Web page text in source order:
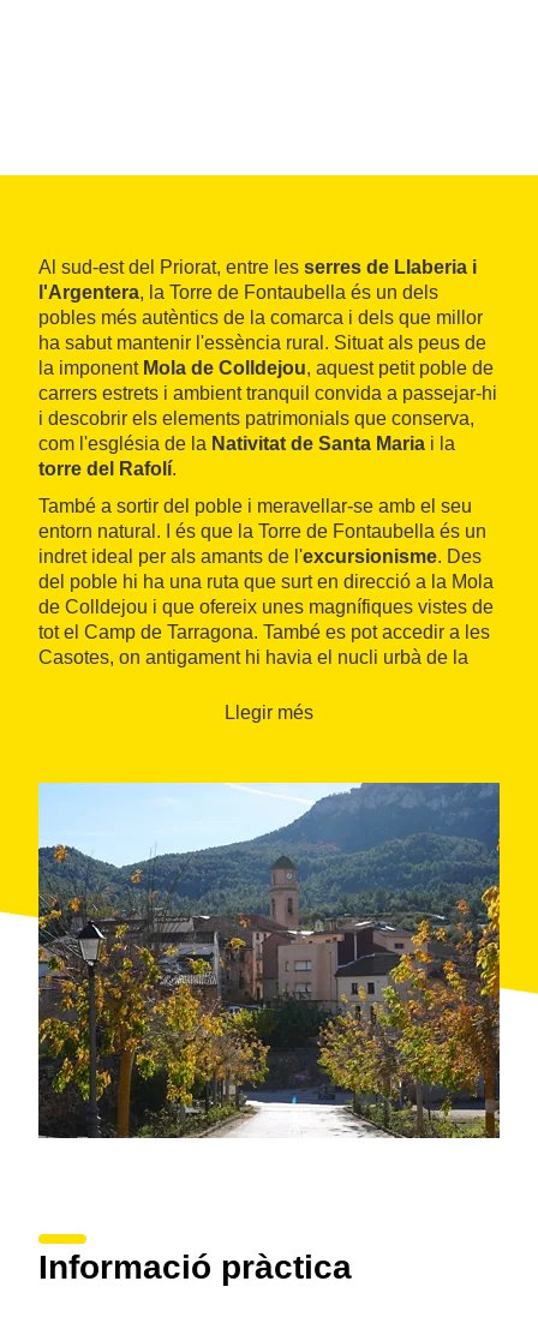
Al sud-est del Priorat, entre les serres de Llaberia i
l'Argentera, la Torre de Fontaubella és un dels
pobles més autèntics de la comarca i dels que millor
ha sabut mantenir l'essència rural. Situat als peus de
la imponent Mola de Colldejou, aquest petit poble de
carrers estrets i ambient tranquil convida a passejar-hi
i descobrir els elements patrimonials que conserva,
com l'església de la Nativitat de Santa Maria i la
torre del Rafolí.
També a sortir del poble i meravellar-se amb el seu
entorn natural. I és que la Torre de Fontaubella és un
indret ideal per als amants de l'excursionisme. Des
del poble hi ha una ruta que surt en direcció a la Mola
de Colldejou i que ofereix unes magnífiques vistes de
tot el Camp de Tarragona. També es pot accedir a les
Casotes, on antigament hi havia el nucli urbà de la
Llegir més
Informació pràctica